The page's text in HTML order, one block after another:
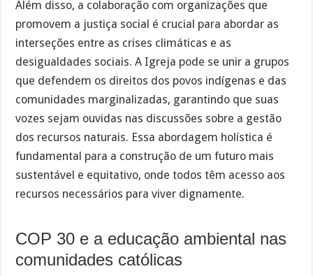
Além disso, a colaboração com organizações que
promovem a justiça social é crucial para abordar as
interseções entre as crises climáticas e as
desigualdades sociais. A Igreja pode se unir a grupos
que defendem os direitos dos povos indígenas e das
comunidades marginalizadas, garantindo que suas
vozes sejam ouvidas nas discussões sobre a gestão
dos recursos naturais. Essa abordagem holística é
fundamental para a construção de um futuro mais
sustentável e equitativo, onde todos têm acesso aos
recursos necessários para viver dignamente.
COP 30 e a educação ambiental nas
comunidades católicas